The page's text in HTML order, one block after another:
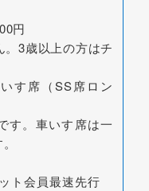
円
3歳以上の方はチ
す席（SS席ロン
す。車いす席は一
ト会員最速先行